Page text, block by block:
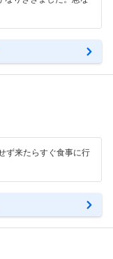
ず来たらすぐ食事に行